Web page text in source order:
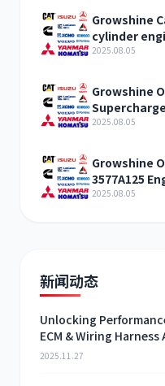
Growshine
cylinder
inquiry
2025.08.05
Growshine
2025.08.05
Growshine
3577A125
2025.08.05
新闻动态
Unlocking
ECM & Wiring
2025.11.27